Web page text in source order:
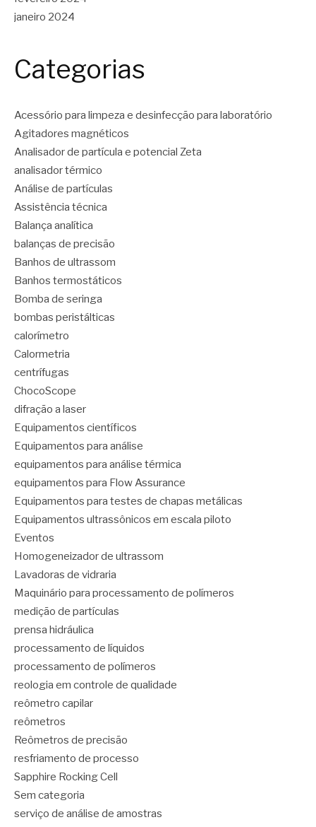
janeiro 2024
Categorias
Acessório para limpeza e desinfecção para laboratório
Agitadores magnéticos
Analisador de partícula e potencial Zeta
analisador térmico
Análise de partículas
Assistência técnica
Balança analítica
balanças de precisão
Banhos de ultrassom
Banhos termostáticos
Bomba de seringa
bombas peristálticas
calorímetro
Calormetria
centrífugas
ChocoScope
difração a laser
Equipamentos científicos
Equipamentos para análise
equipamentos para análise térmica
equipamentos para Flow Assurance
Equipamentos para testes de chapas metálicas
Equipamentos ultrassônicos em escala piloto
Eventos
Homogeneizador de ultrassom
Lavadoras de vidraria
Maquinário para processamento de polímeros
medição de partículas
prensa hidráulica
processamento de líquidos
processamento de polímeros
reologia em controle de qualidade
reômetro capilar
reômetros
Reômetros de precisão
resfriamento de processo
Sapphire Rocking Cell
Sem categoria
serviço de análise de amostras